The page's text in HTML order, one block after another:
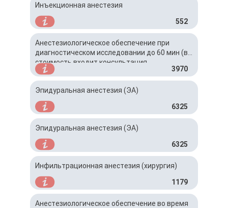
Инъекционная анестезия
552
Анестезиологическое обеспечение при
диагностическом исследовании до 60 мин (в
стоимость входит консультация
анестезиолога)
3970
Эпидуральная анестезия (ЭА)
6325
Эпидуральная анестезия (ЭА)
6325
Инфильтрационная анестезия (хирургия)
1179
Анестезиологическое обеспечение во время